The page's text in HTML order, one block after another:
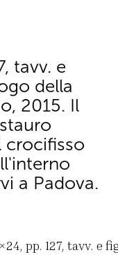
tavv. e
della
2015. Il
crocifisso
a Padova.
pp. 127, tavv. e